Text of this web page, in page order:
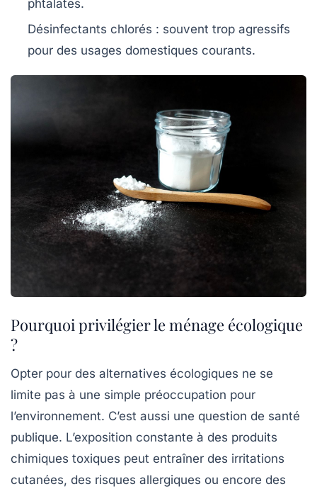
phtalates.
Désinfectants chlorés : souvent trop agressifs
pour des usages domestiques courants.
Pourquoi privilégier le ménage écologique
?
Opter pour des alternatives écologiques ne se
limite pas à une simple préoccupation pour
l’environnement. C’est aussi une question de santé
publique. L’exposition constante à des produits
chimiques toxiques peut entraîner des irritations
cutanées, des risques allergiques ou encore des